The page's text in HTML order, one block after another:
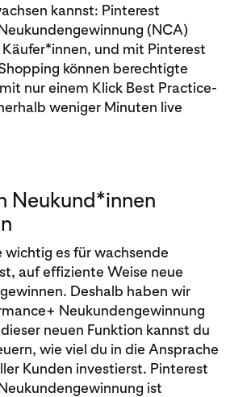
kannst: Pinterest
(NCA)
und mit Pinterest
können berechtigte
nur einem Klick Best Practice-
weniger Minuten live
Neukund*innen
wichtig es für wachsende
auf effiziente Weise neue
Deshalb haben wir
Neukundengewinnung
neuen Funktion kannst du
wie viel du in die Ansprache
Kunden investierst. Pinterest
ist